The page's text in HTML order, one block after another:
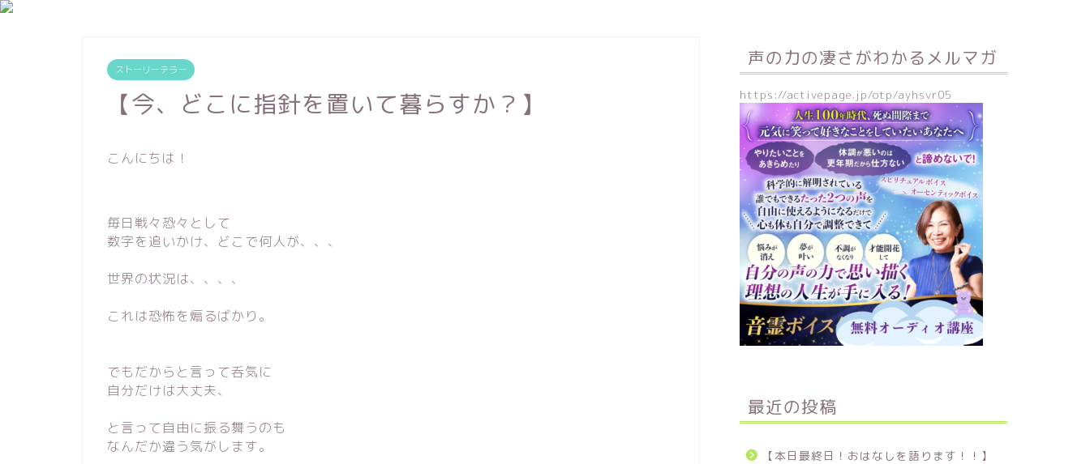
ストーリーテラー
【今、どこに指針を置いて暮らすか？】
こんにちは！
毎日戦々恐々として
数字を追いかけ、どこで何人が、、、
世界の状況は、、、、
これは恐怖を煽るばかり。
でもだからと言って呑気に
自分だけは大丈夫、
と言って自由に振る舞うのも
なんだか違う気がします。
声の力の凄さがわかるメルマガ
https://activepage.jp/otp/ayhsvr05
最近の投稿
【本日最終日！おはなしを語ります！！】